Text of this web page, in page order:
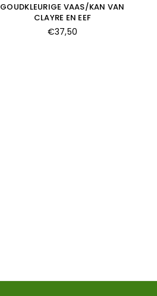
GOUDKLEURIGE VAAS/KAN VAN
CLAYRE EN EEF
Normale
€37,50